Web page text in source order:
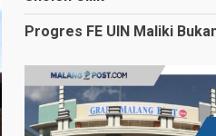
Progres FE UIN Maliki